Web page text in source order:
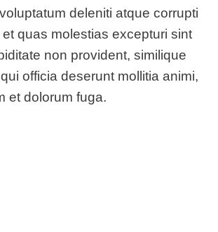
deleniti atque corrupti
quas molestias excepturi sint
non provident, similique
officia deserunt mollitia animi,
et dolorum fuga.